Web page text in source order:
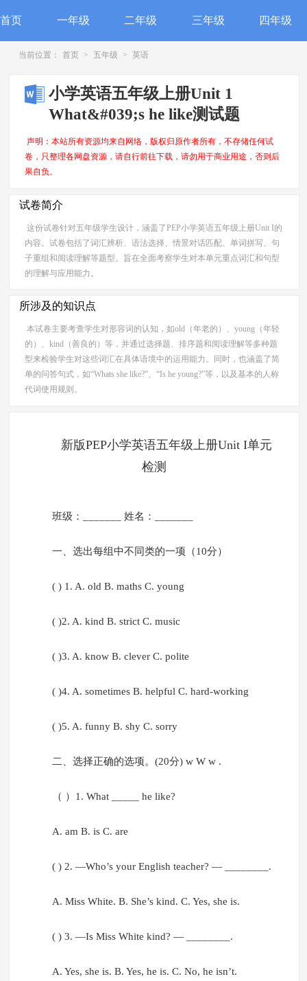
首页 一年级 二年级 三年级 四年级
当前位置： 首页 > 五年级 > 英语
小学英语五年级上册Unit 1
What&#039;s he like测试题
声明：本站所有资源均来自网络，版权归原作者所有，不存储任何试
卷，只整理各网盘资源，请自行前往下载，请勿用于商业用途，否则后
果自负。
试卷简介
这份试卷针对五年级学生设计，涵盖了PEP小学英语五年级上册Unit I的
内容。试卷包括了词汇辨析、语法选择、情景对话匹配、单词拼写、句
子重组和阅读理解等题型。旨在全面考察学生对本单元重点词汇和句型
的理解与应用能力。
所涉及的知识点
本试卷主要考查学生对形容词的认知，如old（年老的）、young（年轻
的）、kind（善良的）等，并通过选择题、排序题和阅读理解等多种题
型来检验学生对这些词汇在具体语境中的运用能力。同时，也涵盖了简
单的问答句式，如“Whats she like?”、“Is he young?”等，以及基本的人称
代词使用规则。
新版PEP小学英语五年级上册Unit I单元
检测
班级：_______ 姓名：_______
一、选出每组中不同类的一项（10分）
( ) 1. A. old B. maths C. young
( )2. A. kind B. strict C. music
( )3. A. know B. clever C. polite
( )4. A. sometimes B. helpful C. hard-working
( )5. A. funny B. shy C. sorry
二、选择正确的选项。(20分) w W w .
（ ）1. What _____ he like?
A. am B. is C. are
( ) 2. —Who’s your English teacher? — ________.
A. Miss White. B. She’s kind. C. Yes, she is.
( ) 3. —Is Miss White kind? — ________.
A. Yes, she is. B. Yes, he is. C. No, he isn’t.